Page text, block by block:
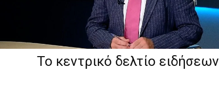
Το κεντρικό δελτίο